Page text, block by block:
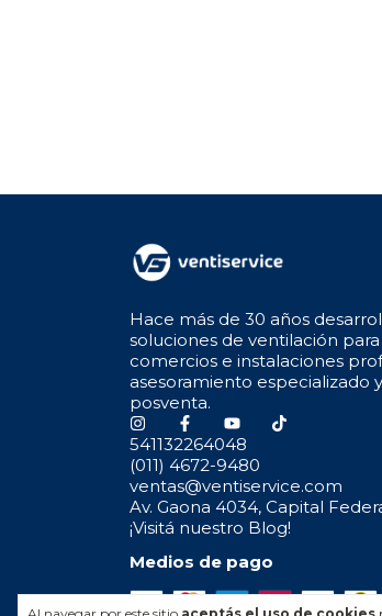
Hace más de 30 años
soluciones de ventilación
comercios e instalaciones
asesoramiento especializado
posventa.
541132264048
(011) 4672-9480
ventas@ventiservice.com
Av. Gaona 4034, Capital
¡Visitá nuestro Blog!
Medios de pago